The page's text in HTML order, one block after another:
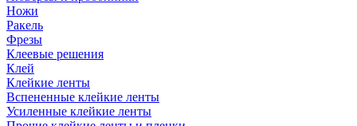
Ножи
Ракель
Фрезы
Клеевые решения
Клей
Клейкие ленты
Вспененные клейкие ленты
Усиленные клейкие ленты